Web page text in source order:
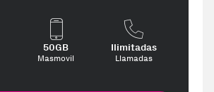
50GB
Masmovil
Ilimitadas
Llamadas